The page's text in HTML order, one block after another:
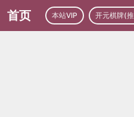
首页 本站VIP 开元棋牌(